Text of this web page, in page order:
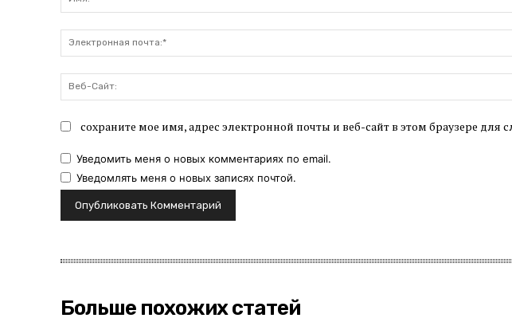
сохраните мое имя, адрес электронной почты и веб-сайт в этом браузере для
Уведомить меня о новых комментариях по email.
Уведомлять меня о новых записях почтой.
Больше похожих статей